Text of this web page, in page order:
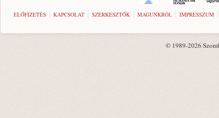
ELŐFIZETÉS KAPCSOLAT SZERKESZTŐK MAGUNKRÓL IMPRESSZUM
© 1989-2026